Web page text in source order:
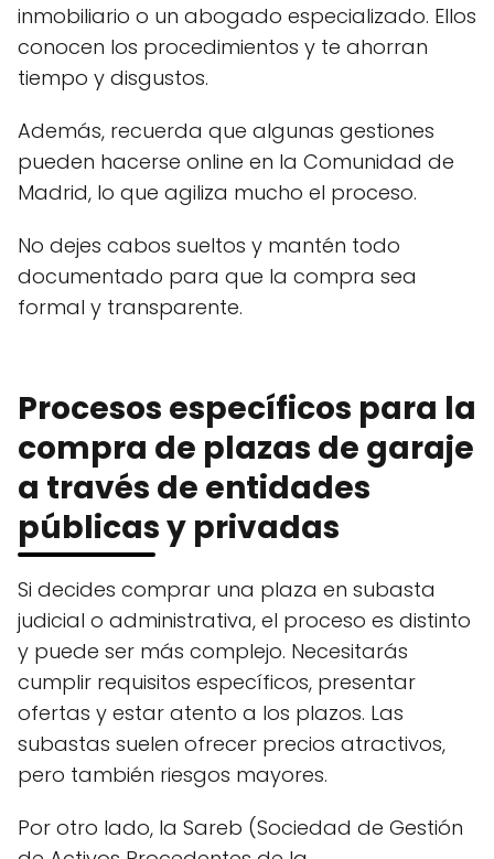
inmobiliario o un abogado especializado. Ellos
conocen los procedimientos y te ahorran
tiempo y disgustos.
Además, recuerda que algunas gestiones
pueden hacerse online en la Comunidad de
Madrid, lo que agiliza mucho el proceso.
No dejes cabos sueltos y mantén todo
documentado para que la compra sea
formal y transparente.
Procesos específicos para la
compra de plazas de garaje
a través de entidades
públicas y privadas
Si decides comprar una plaza en subasta
judicial o administrativa, el proceso es distinto
y puede ser más complejo. Necesitarás
cumplir requisitos específicos, presentar
ofertas y estar atento a los plazos. Las
subastas suelen ofrecer precios atractivos,
pero también riesgos mayores.
Por otro lado, la Sareb (Sociedad de Gestión